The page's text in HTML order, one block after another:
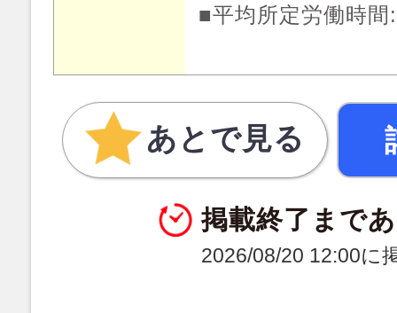
■平均所定労働時間
あとで見る
掲載終了まで
2026/08/20 12:00に